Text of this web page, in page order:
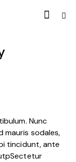
Nunc
mauris sodales,
tincidunt, ante